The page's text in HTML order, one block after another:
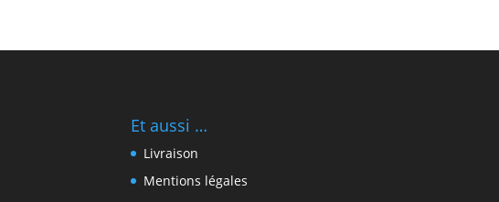
Et aussi …
Livraison
Mentions légales